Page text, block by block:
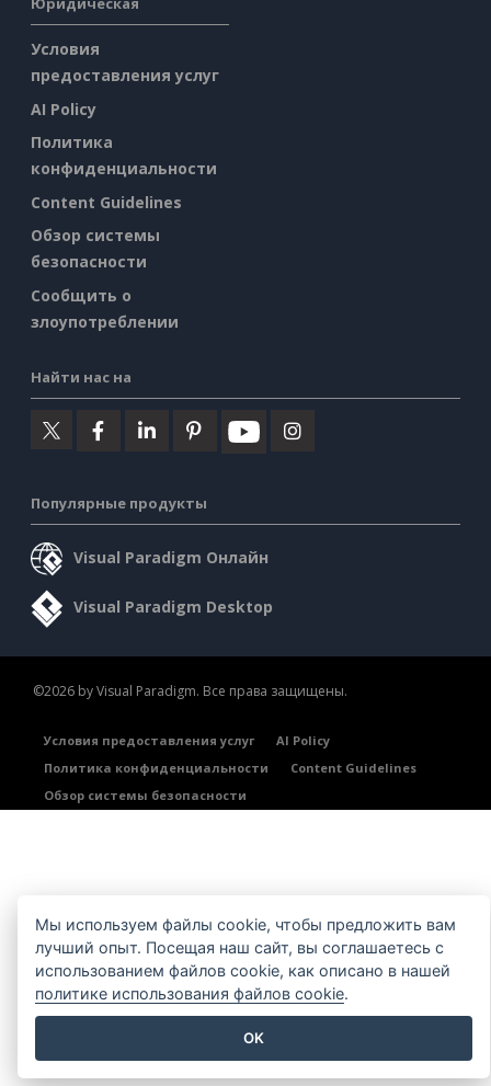
Условия
предоставления услуг
AI Policy
Политика
конфиденциальности
Content Guidelines
Обзор системы
безопасности
Сообщить о
злоупотреблении
Найти нас на
Популярные продукты
Visual Paradigm Онлайн
Visual Paradigm Desktop
©2026 by Visual Paradigm. Все права защищены.
Условия предоставления услуг
AI Policy
Политика конфиденциальности
Content Guidelines
Обзор системы безопасности
Мы используем файлы cookie, чтобы предложить вам
лучший опыт. Посещая наш сайт, вы соглашаетесь с
использованием файлов cookie, как описано в нашей
политике использования файлов cookie.
OK